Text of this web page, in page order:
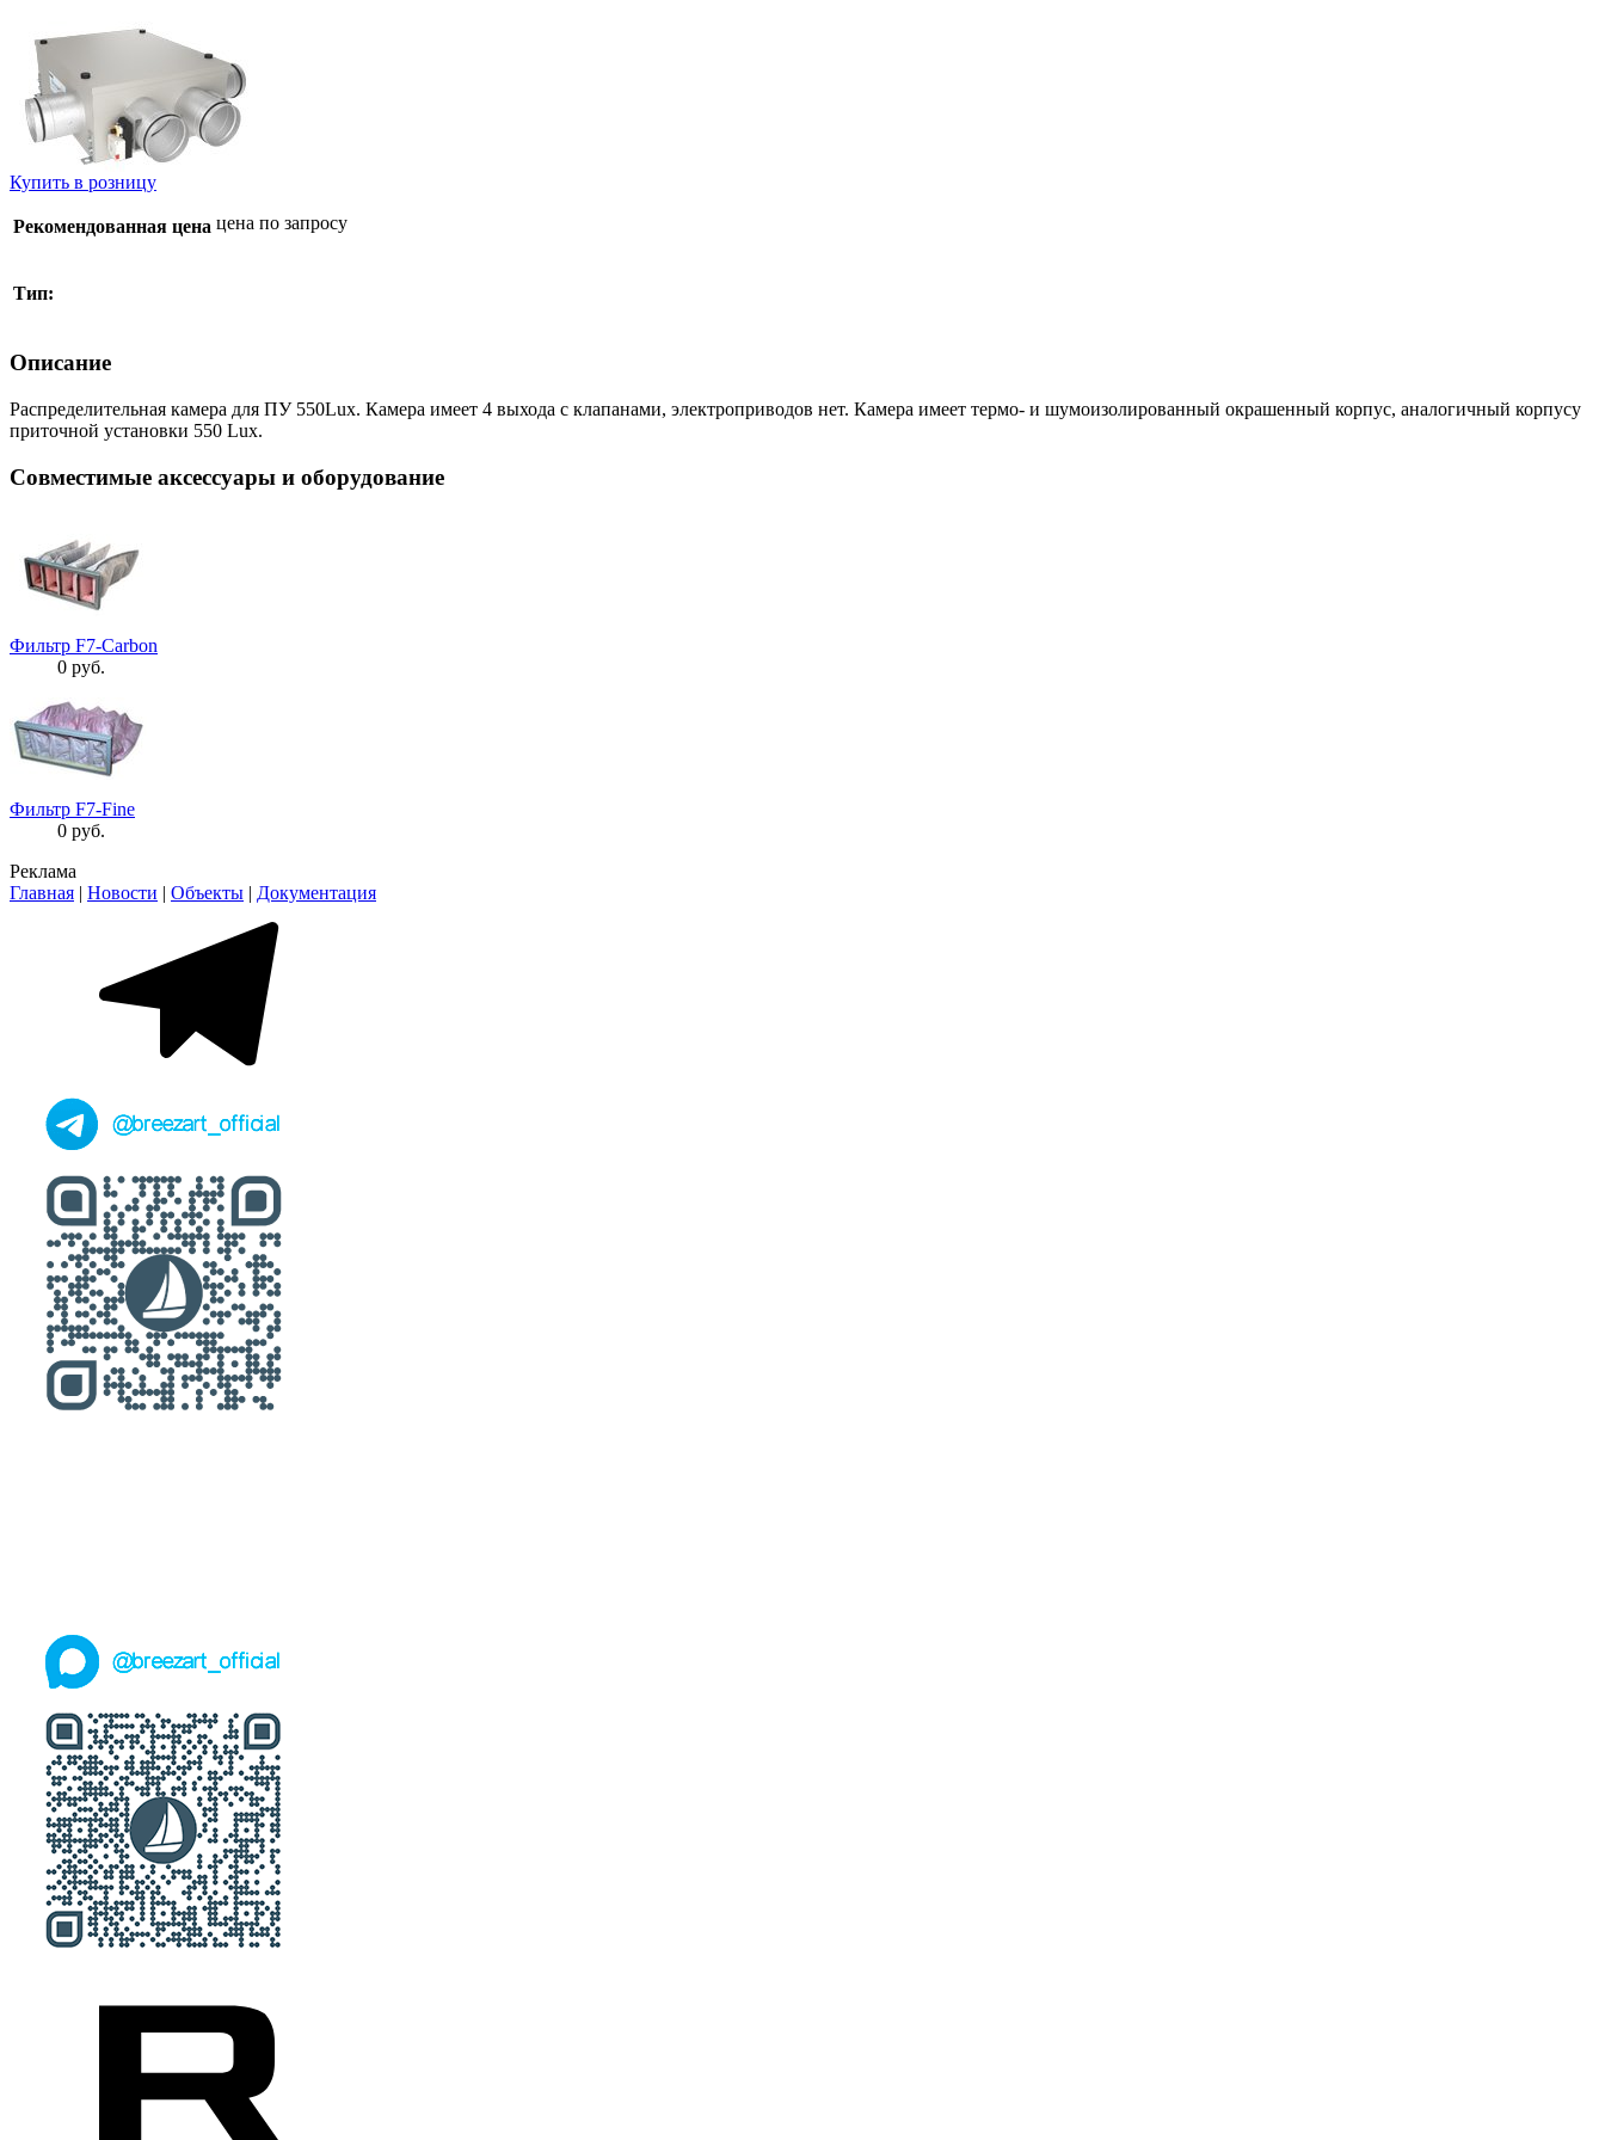
Купить в розницу
Рекомендованная цена цена по запросу
Тип:
Описание
Распределительная камера для ПУ 550Lux. Камера имеет 4 выхода с клапанами, электроприводов нет. Камера имеет термо- и шумоизолированный окрашенный корпус, аналогичный корпусу
приточной установки 550 Lux.
Совместимые аксессуары и оборудование
Фильтр F7-Carbon
0 руб.
Фильтр F7-Fine
0 руб.
Реклама
Главная | Новости | Объекты | Документация